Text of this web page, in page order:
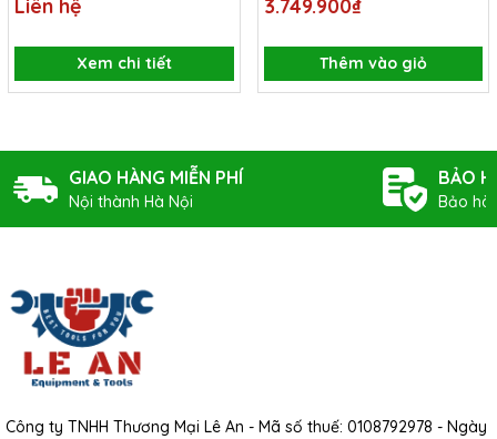
Liên hệ
Xem chi tiết
3.749.900₫
Thêm vào giỏ
GIAO HÀNG MIỄN PHÍ
Nội thành Hà Nội
BẢO
Bảo
Công ty TNHH Thương Mại Lê An - Mã số thuế: 0108792978 - Ngày